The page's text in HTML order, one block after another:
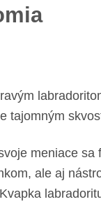
tajomným
meniace
ale aj